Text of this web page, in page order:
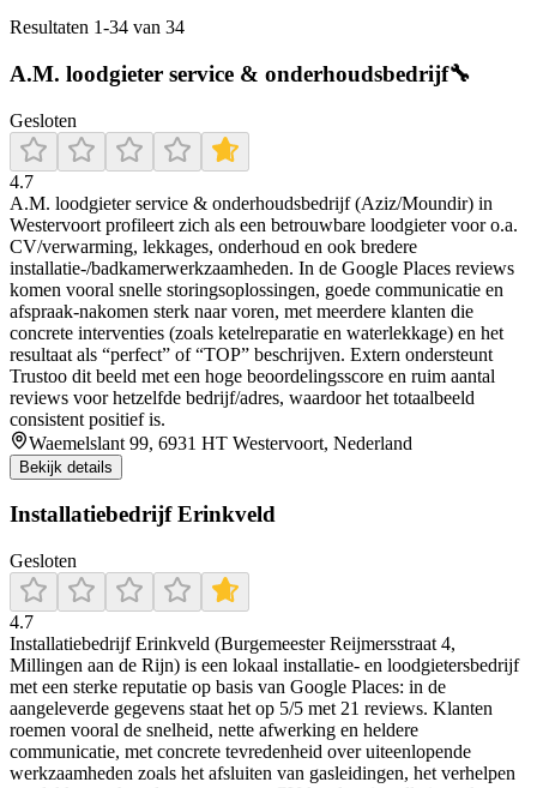
Resultaten 1-34 van 34
A.M. loodgieter service & onderhoudsbedrijf🔧
Gesloten
4.7
A.M. loodgieter service & onderhoudsbedrijf (Aziz/Moundir) in
Westervoort profileert zich als een betrouwbare loodgieter voor o.a.
CV/verwarming, lekkages, onderhoud en ook bredere
installatie-/badkamerwerkzaamheden. In de Google Places reviews
komen vooral snelle storingsoplossingen, goede communicatie en
afspraak-nakomen sterk naar voren, met meerdere klanten die
concrete interventies (zoals ketelreparatie en waterlekkage) en het
resultaat als “perfect” of “TOP” beschrijven. Extern ondersteunt
Trustoo dit beeld met een hoge beoordelingsscore en ruim aantal
reviews voor hetzelfde bedrijf/adres, waardoor het totaalbeeld
consistent positief is.
Waemelslant 99, 6931 HT Westervoort, Nederland
Bekijk details
Installatiebedrijf Erinkveld
Gesloten
4.7
Installatiebedrijf Erinkveld (Burgemeester Reijmersstraat 4,
Millingen aan de Rijn) is een lokaal installatie- en loodgietersbedrijf
met een sterke reputatie op basis van Google Places: in de
aangeleverde gegevens staat het op 5/5 met 21 reviews. Klanten
roemen vooral de snelheid, nette afwerking en heldere
communicatie, met concrete tevredenheid over uiteenlopende
werkzaamheden zoals het afsluiten van gasleidingen, het verhelpen